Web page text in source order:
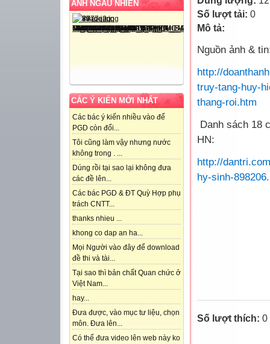
ẢNH NGẪU NHIÊN
CÁC Ý KIẾN MỚI NHẤT
Các bác ý kiến nhiều vào để
PGD còn đổi...
Tôi cũng làm vậy nhưng nước
không trong . ...
Dúng rồi tại sao lại không đưa
các đề lên...
Các bác PGD & ĐT Quỳ Hợp phụ
trách CNTT...
thanks nhieu ...
khong co dap an ha...
Mọi Người vào đây để download
đề thi và tài...
Tại sao thì bản chất Quan chức ở
Việt Nam...
hay...
Đưa được, vào mục tư liệu, chọn
môn. Đưa lên...
Có thể đưa video lên web này ko
Số lượt tải: 0
Mô tả:
Nguồn ảnh &
http://
truy-tang-huy-
thang-roi.htm
Danh sách 18
HN:
http://
hy-sinh-
Số lượt thích: 0